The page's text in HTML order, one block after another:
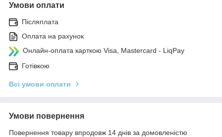
Умови оплати
Післяплата
Оплата на рахунок
Онлайн-оплата карткою Visa, Mastercard - LiqPay
Готівкою
Всі умови оплати
Умови повернення
Повернення товару впродовж 14 днів за домовленістю